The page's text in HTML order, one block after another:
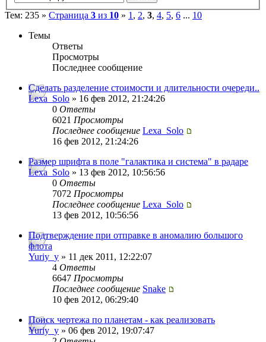
Тем: 235 » Страница 3 из 10 » 1 , 2, 3, 4, 5, 6 ... 10
Темы
Ответы
Просмотры
Последнее сообщение
Сделать разделение стоимости и длительности очереди..
Lexa_Solo » 16 фев 2012, 21:24:26
0 Ответы
6021 Просмотры
Последнее сообщение Lexa_Solo
16 фев 2012, 21:24:26
Размер шрифта в поле "галактика и система" в радаре
Lexa_Solo » 13 фев 2012, 10:56:56
0 Ответы
7072 Просмотры
Последнее сообщение Lexa_Solo
13 фев 2012, 10:56:56
Подтверждение при отправке в аномалию большого
флота
Yuriy_y » 11 дек 2011, 12:22:07
4 Ответы
6647 Просмотры
Последнее сообщение Snake
10 фев 2012, 06:29:40
Поиск чертежа по планетам - как реализовать
Yuriy_y » 06 фев 2012, 19:07:47